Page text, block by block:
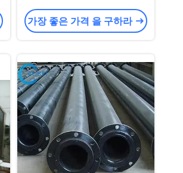
용접하기
가장 좋은 가격 을 구하라